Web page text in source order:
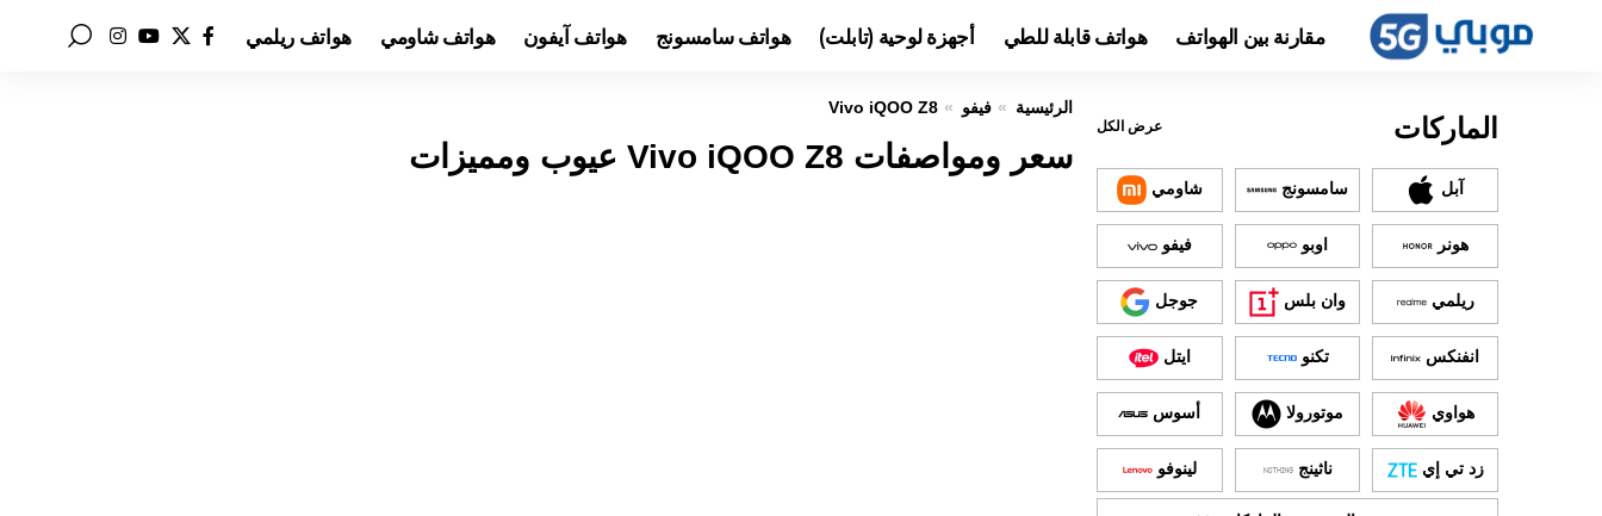
مقارنة بين الهواتف هواتف قابلة للطي أجهزة لوحية (تابلت) هواتف سامسونج هواتف آيفون هواتف شاومي هواتف ريلمي
الرئيسية فيفو Vivo iQOO Z8
سعر ومواصفات Vivo iQOO Z8 عيوب ومميزات
الماركات عرض الكل
آبل سامسونج شاومي
هونر اوبو فيفو
ريلمي وان بلس جوجل
انفنكس تكنو ايتل
هواوي موتورولا أسوس
زد تي إي ناثينج لينوفو